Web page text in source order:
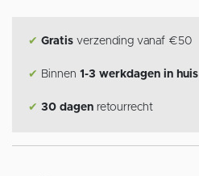
✔ Gratis verzending vanaf €50
✔ Binnen 1-3 werkdagen in huis
✔ 30 dagen retourrecht